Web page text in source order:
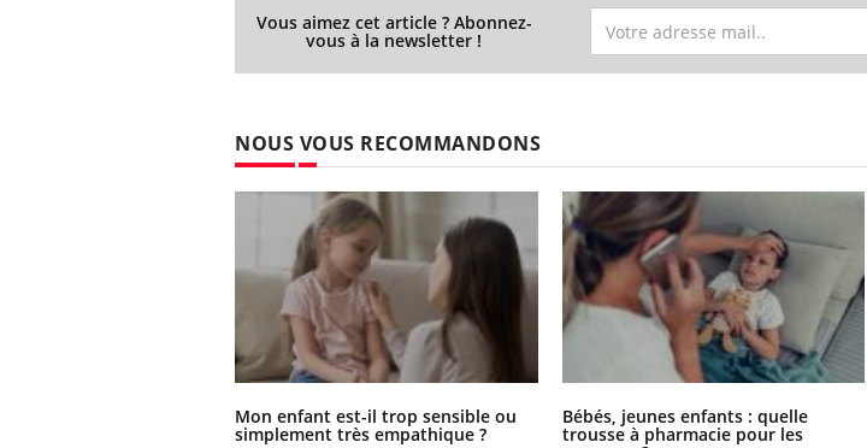
Vous aimez cet article ? Abonnez-
vous à la newsletter !
NOUS VOUS RECOMMANDONS
Mon enfant est-il trop sensible ou
simplement très empathique ?
Bébés, jeunes enfants : quelle
trousse à pharmacie pour les